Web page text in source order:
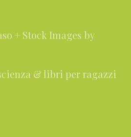
+ Stock Images by
& libri per ragazzi